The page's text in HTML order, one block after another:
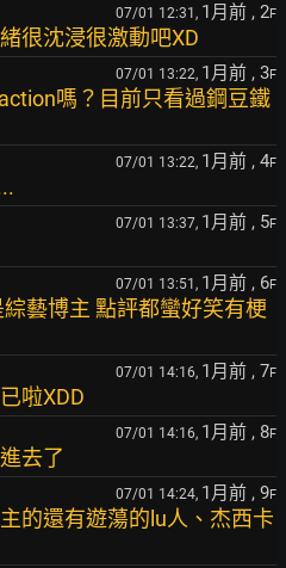
07/01 12:31, 1月前 , 2F
很沈浸很激動吧XD
07/01 13:22, 1月前 , 3F
嗎？目前只看過鋼豆鐵
07/01 13:22, 1月前 , 4F
07/01 13:37, 1月前 , 5F
07/01 13:51, 1月前 , 6F
藝博主 點評都蠻好笑有梗
07/01 14:16, 1月前 , 7F
啦XDD
07/01 14:16, 1月前 , 8F
去了
07/01 14:24, 1月前 , 9F
的還有遊蕩的lu人、杰西卡